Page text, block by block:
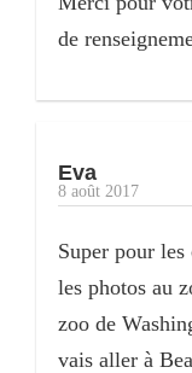
de
Eva
8 août 2017
Super pour
les photos au
zoo de
vais aller à